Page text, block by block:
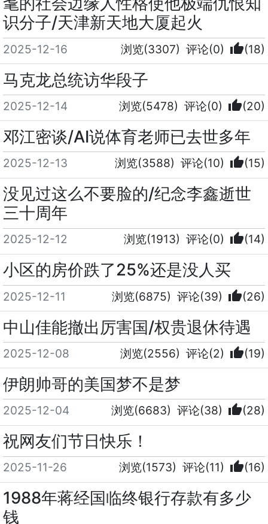
识分子/天津新天地大厦起火
2025-12-16 浏览(3307) 评论(0) thumb_up(18)
马克龙总统访华段子
2025-12-14 浏览(5478) 评论(0) thumb_up(20)
邓江密谈/AI说体育老师已去世多年
2025-12-13 浏览(3588) 评论(10) thumb_up(15)
没见过这么不要脸的/纪念李鑫逝世
三十周年
2025-12-12 浏览(1913) 评论(0) thumb_up(14)
小区的房价跌了25%还是没人买
2025-12-11 浏览(6875) 评论(39) thumb_up(26)
中山佳能撤出厉害国/权贵退休待遇
2025-12-08 浏览(2556) 评论(2) thumb_up(19)
伊朗帅哥的美国梦不是梦
2025-12-04 浏览(6683) 评论(38) thumb_up(28)
祝网友们节日快乐！
2025-11-26 浏览(1573) 评论(11) thumb_up(16)
1988年蒋经国临终银行存款有多少
钱